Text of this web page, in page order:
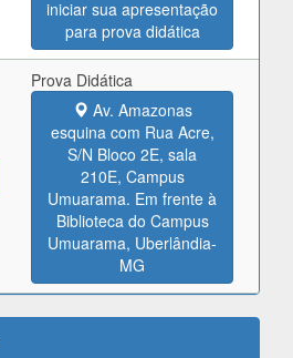
iniciar sua apresentação
para prova didática
Prova Didática
Av. Amazonas
esquina com Rua Acre,
S/N Bloco 2E, sala
210E, Campus
Umuarama. Em frente à
Biblioteca do Campus
Umuarama, Uberlândia-
MG